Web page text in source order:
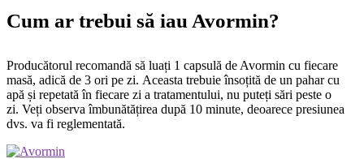
Cum ar trebui să iau Avormin?
Producătorul recomandă să luați 1 capsulă de Avormin cu fiecare
masă, adică de 3 ori pe zi. Aceasta trebuie însoțită de un pahar cu
apă și repetată în fiecare zi a tratamentului, nu puteți sări peste o
zi. Veți observa îmbunătățirea după 10 minute, deoarece presiunea
dvs. va fi reglementată.